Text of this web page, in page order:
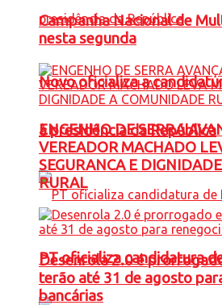
Novo oficializa a
à presidência da República
PT oficializa candidatura
Campanha Nacional de
nesta segunda
ENGENHO DE SERRA
VEREADOR MACHADO
SEGURANCA E
RURAL
Desenrola 2.0 é
terão até 31 de agosto
bancárias